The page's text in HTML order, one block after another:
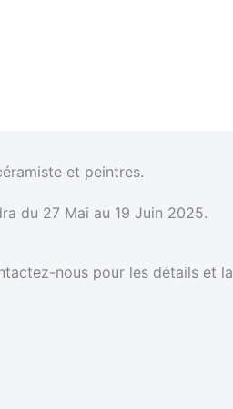
et peintres.
du 27 Mai au 19 Juin 2025.
nous pour les détails et la